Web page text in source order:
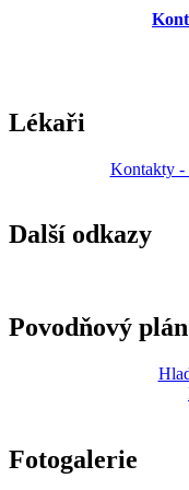
Lékaři
Kontakty -
Další odkazy
Povodňový
Fotogalerie